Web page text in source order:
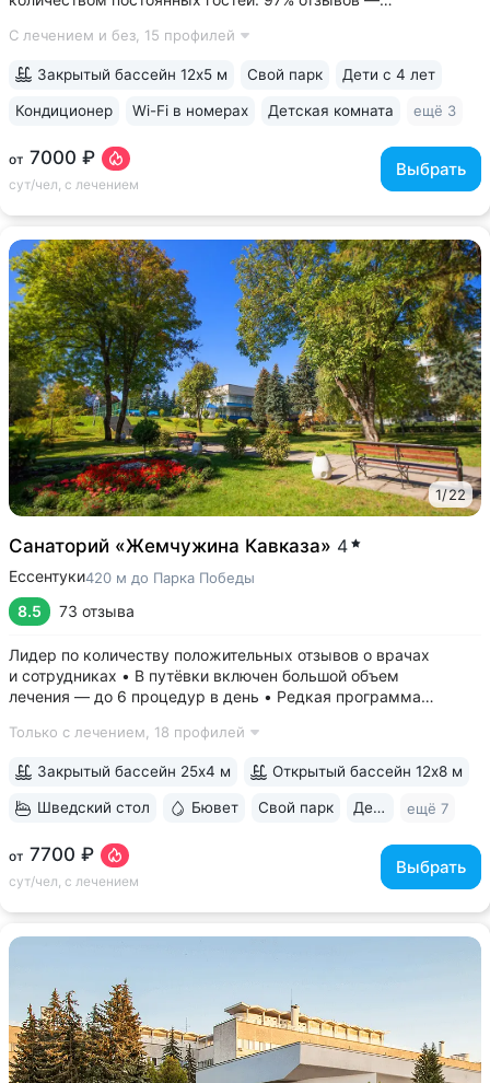
до Грязелечебницы им. Семашко и бюветов минеральной
С лечением и без, 15 профилей
от 7000 ₽
сут/чел, с лечением
Выбрать
Закрытый бассейн 12х5 м Свой парк Дети с 4 лет
Кондиционер Wi-Fi в номерах Детская комната ещё 3
1/22
Санаторий «Жемчужина Кавказа» 4
Ессентуки420 м до Парка Победы
8.5 73 отзыва
Лидер по количеству положительных отзывов о врачах
и сотрудниках • В путёвки включен большой объем
лечения — до 6 процедур в день • Редкая программа
и эндокринолога, комплекс анализов и УЗИ, процедуры,
Только с лечением, 18 профилей
от 7700 ₽
сут/чел, с лечением
Выбрать
Закрытый бассейн 25х4 м Открытый бассейн 12х8 м
Шведский стол Бювет Свой парк Дети с 0 лет ещё 7